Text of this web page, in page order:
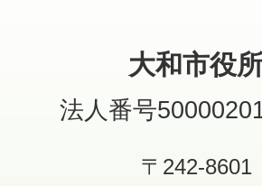
大和市役
法人番号
〒242-8601